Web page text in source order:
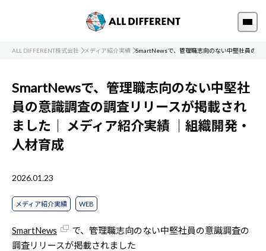
ALL DIFFERENT株式会社 メディア紹介実績 SmartNewsで、管理職志向のない中堅社員の意
SmartNewsで、管理職志向のない中堅社
員の意識調査の調査リリースが掲載され
ました｜ メディア紹介実績
｜組織開発・
人材育成
2026.01.23
メディア紹介実績 WEB
SmartNews
で、管理職志向のない中堅社員の意識調査の
調査リリースが掲載されました